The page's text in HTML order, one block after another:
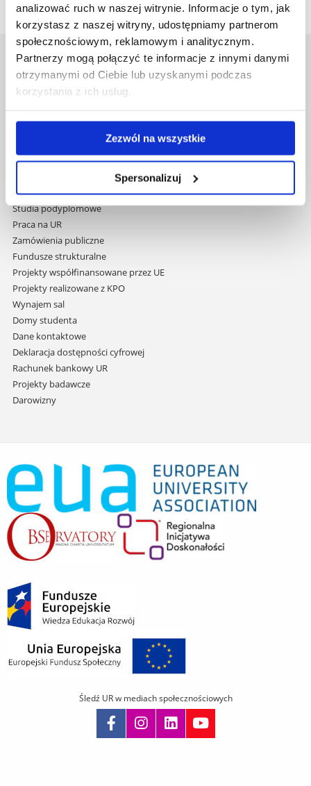
analizować ruch w naszej witrynie. Informacje o tym, jak
korzystasz z naszej witryny, udostępniamy partnerom
społecznościowym, reklamowym i analitycznym.
Partnerzy mogą połączyć te informacje z innymi danymi
otrzymanymi od Ciebie lub uzyskanymi podczas
korzystania z ich usług.
Zezwól na wszystkie
Spersonalizuj
Uniwersytet Rzeszowski
Al. Tadeusza Rejtana 16C
35-959 Rzeszów
Pomiń
treści
Biblioteka
Covid info
Studia podyplomowe
Praca na UR
Zamówienia publiczne
Fundusze strukturalne
Projekty współfinansowane przez UE
Projekty realizowane z KPO
Wynajem sal
Domy studenta
Dane kontaktowe
Deklaracja dostępności cyfrowej
Rachunek bankowy UR
Projekty badawcze
Darowizny
Śledź UR w mediach społecznościowych